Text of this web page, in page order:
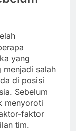
yang
menjadi salah
di posisi
Sebelum
menyoroti
faktor
tim.